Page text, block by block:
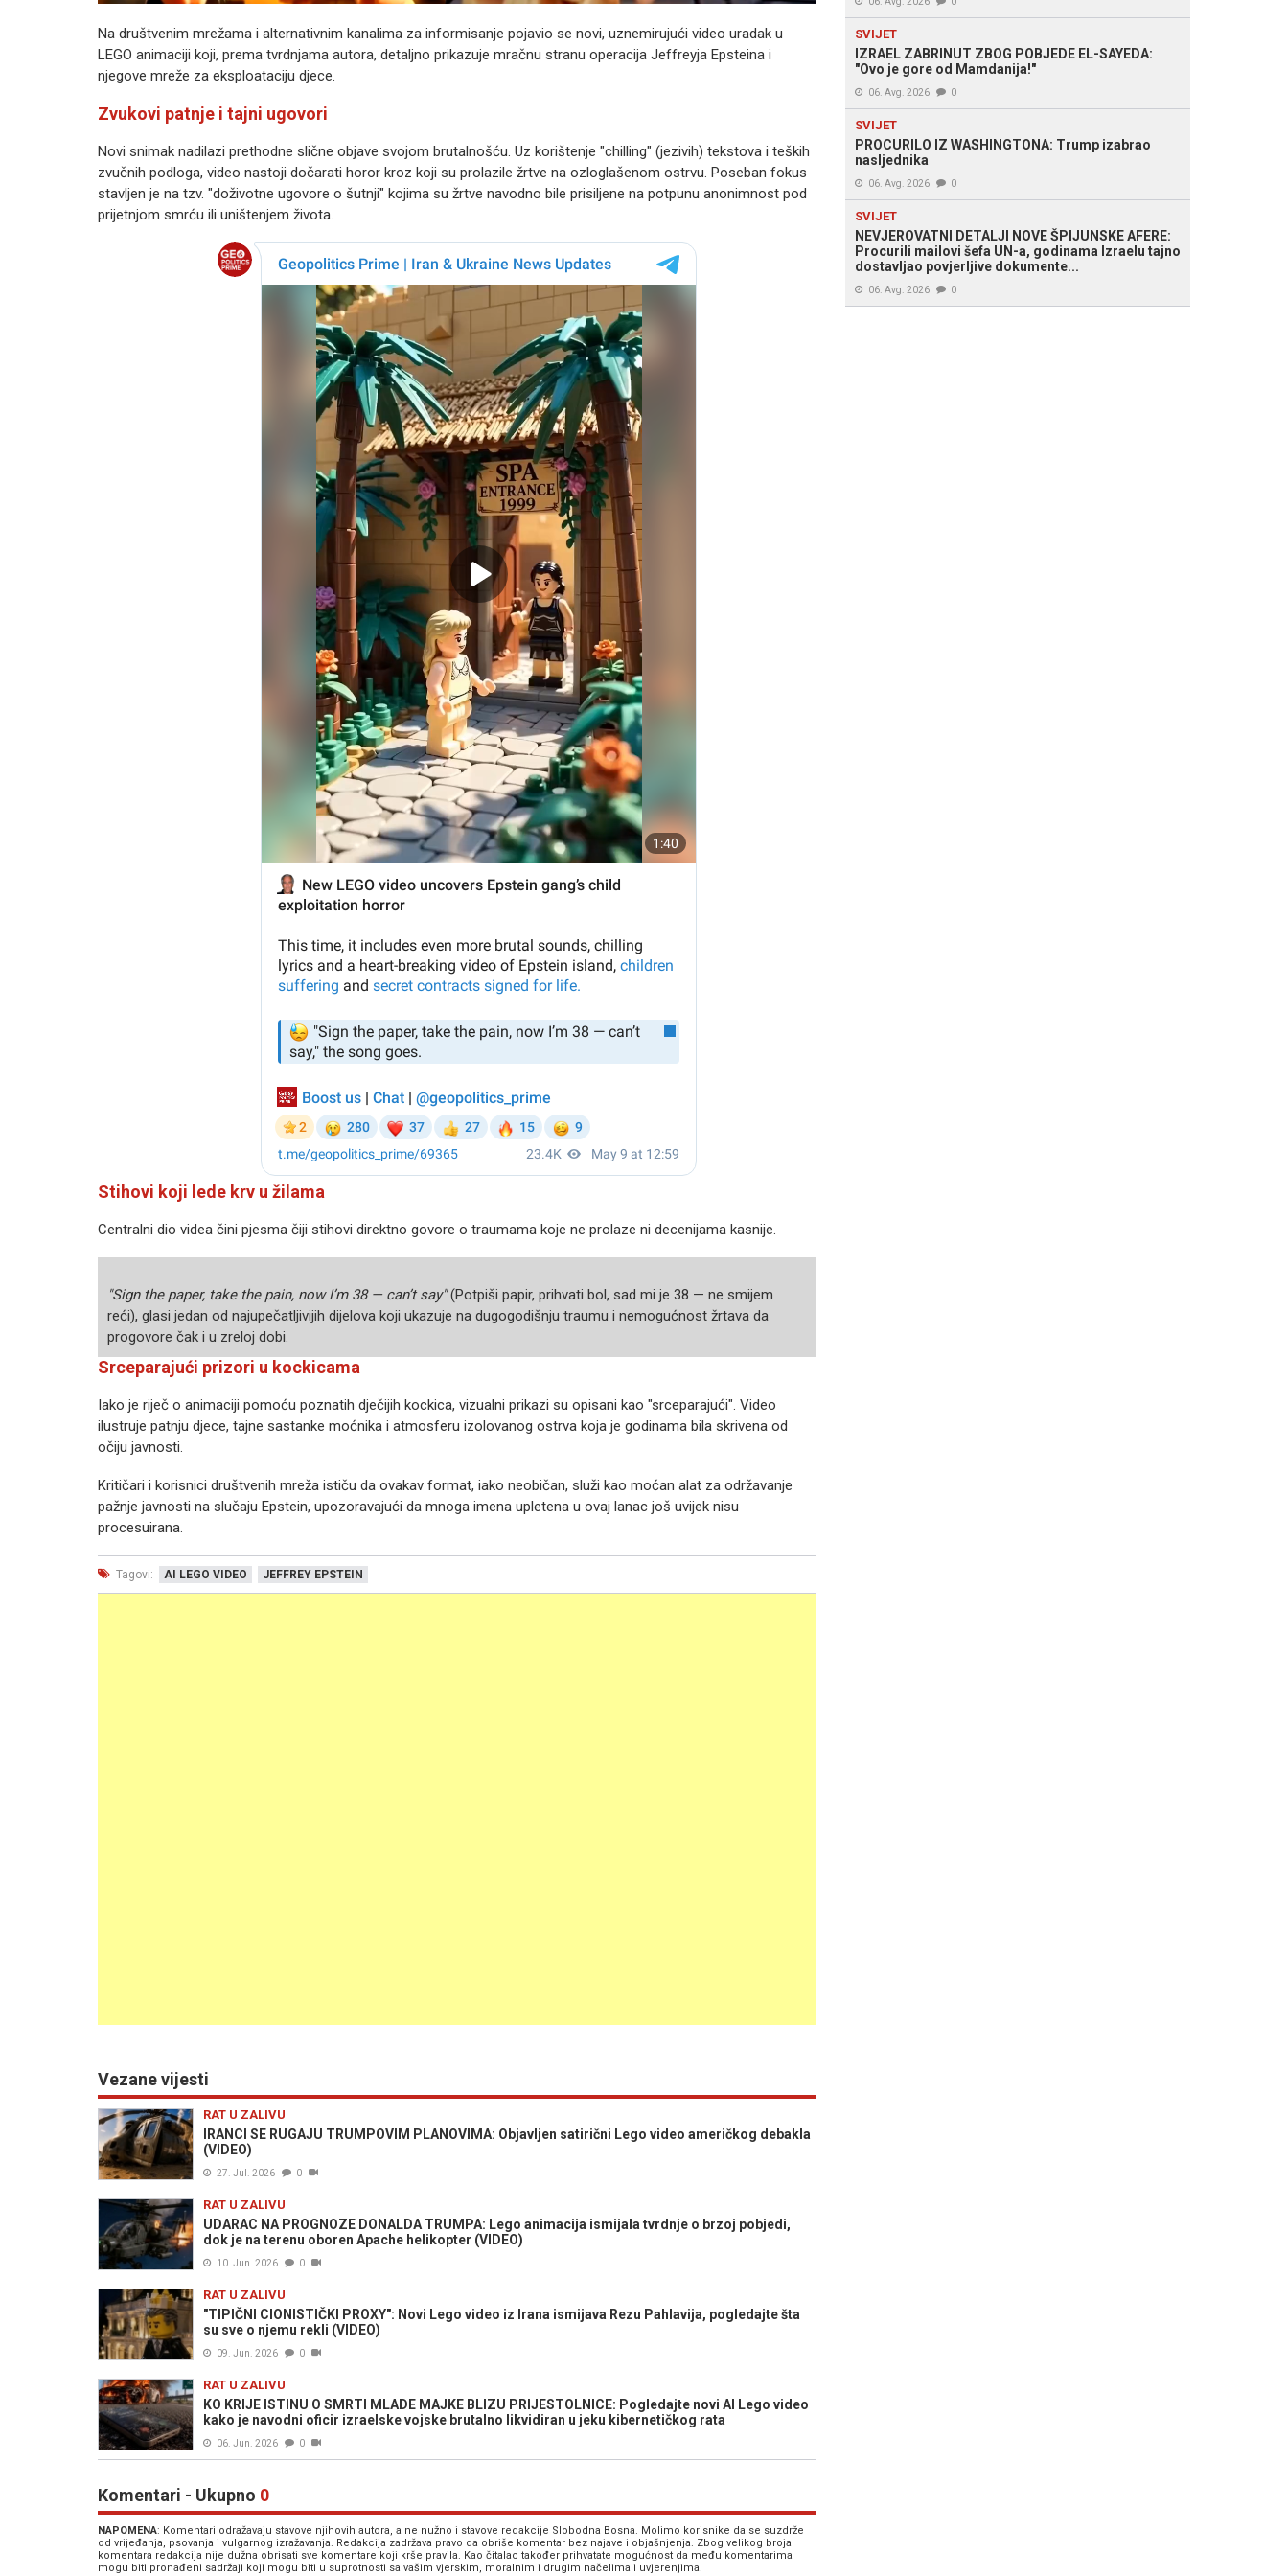
Na društvenim mrežama i alternativnim kanalima za informisanje pojavio se novi, uznemirujući video uradak u
LEGO animaciji koji, prema tvrdnjama autora, detaljno prikazuje mračnu stranu operacija Jeffreyja Epsteina i
njegove mreže za eksploataciju djece.
Zvukovi patnje i tajni ugovori
Novi snimak nadilazi prethodne slične objave svojom brutalnošću. Uz korištenje "chilling" (jezivih) tekstova i teških
zvučnih podloga, video nastoji dočarati horor kroz koji su prolazile žrtve na ozloglašenom ostrvu. Poseban fokus
stavljen je na tzv. "doživotne ugovore o šutnji" kojima su žrtve navodno bile prisiljene na potpunu anonimnost pod
prijetnjom smrću ili uništenjem života.
Stihovi koji lede krv u žilama
Centralni dio videa čini pjesma čiji stihovi direktno govore o traumama koje ne prolaze ni decenijama kasnije.
"Sign the paper, take the pain, now I’m 38 — can’t say"(Potpiši papir, prihvati bol, sad mi je 38 — ne smijem
reći), glasi jedan od najupečatljivijih dijelova koji ukazuje na dugogodišnju traumu i nemogućnost žrtava da
progovore čak i u zreloj dobi.
Srceparajući prizori u kockicama
Iako je riječ o animaciji pomoću poznatih dječijih kockica, vizualni prikazi su opisani kao "srceparajući". Video
ilustruje patnju djece, tajne sastanke moćnika i atmosferu izolovanog ostrva koja je godinama bila skrivena od
očiju javnosti.
Kritičari i korisnici društvenih mreža ističu da ovakav format, iako neobičan, služi kao moćan alat za održavanje
pažnje javnosti na slučaju Epstein, upozoravajući da mnoga imena upletena u ovaj lanac još uvijek nisu
procesuirana.
Tagovi: AI LEGO VIDEO JEFFREY EPSTEIN
Vezane vijesti
RAT U ZALIVU
IRANCI SE RUGAJU TRUMPOVIM PLANOVIMA: Objavljen satirični Lego video američkog debakla
(VIDEO)
27. Jul. 2026 0
RAT U ZALIVU
UDARAC NA PROGNOZE DONALDA TRUMPA: Lego animacija ismijala tvrdnje o brzoj pobjedi,
dok je na terenu oboren Apache helikopter (VIDEO)
10. Jun. 2026 0
RAT U ZALIVU
"TIPIČNI CIONISTIČKI PROXY": Novi Lego video iz Irana ismijava Rezu Pahlavija, pogledajte šta
su sve o njemu rekli (VIDEO)
09. Jun. 2026 0
RAT U ZALIVU
KO KRIJE ISTINU O SMRTI MLADE MAJKE BLIZU PRIJESTOLNICE: Pogledajte novi AI Lego video
kako je navodni oficir izraelske vojske brutalno likvidiran u jeku kibernetičkog rata
06. Jun. 2026 0
Komentari - Ukupno 0
NAPOMENA: Komentari odražavaju stavove njihovih autora, a ne nužno i stavove redakcije Slobodna Bosna. Molimo korisnike da se suzdrže
od vrijeđanja, psovanja i vulgarnog izražavanja. Redakcija zadržava pravo da obriše komentar bez najave i objašnjenja. Zbog velikog broja
komentara redakcija nije dužna obrisati sve komentare koji krše pravila. Kao čitalac također prihvatate mogućnost da među komentarima
mogu biti pronađeni sadržaji koji mogu biti u suprotnosti sa vašim vjerskim, moralnim i drugim načelima i uvjerenjima.
SVIJET
IZRAEL ZABRINUT ZBOG POBJEDE EL-SAYEDA:
"Ovo je gore od Mamdanija!"
06. Avg. 2026 0
SVIJET
PROCURILO IZ WASHINGTONA: Trump izabrao
nasljednika
06. Avg. 2026 0
SVIJET
NEVJEROVATNI DETALJI NOVE ŠPIJUNSKE AFERE:
Procurili mailovi šefa UN-a, godinama Izraelu tajno
dostavljao povjerljive dokumente...
06. Avg. 2026 0